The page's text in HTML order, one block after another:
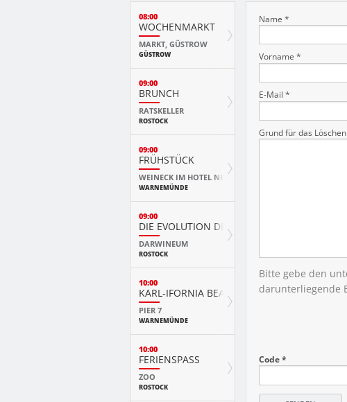
Name *
Vorname *
E-Mail *
Grund für das
Bitte gebe den
darunterliegende
Code *
08:00
WOCHENMARKT
MARKT, GÜSTROW
GÜSTROW
09:00
BRUNCH
RATSKELLER
ROSTOCK
09:00
FRÜHSTÜCK
WEINECK IM HOTEL NEPTUN
WARNEMÜNDE
09:00
DIE EVOLUTION DER TIERE MIT PLAYMOBIL
DARWINEUM
ROSTOCK
10:00
KARL-IFORNIA BEACH SANDWELTEN
PIER 7
WARNEMÜNDE
10:00
FERIENSPASS
ZOO
ROSTOCK